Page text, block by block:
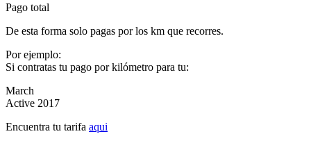
Pago total
De esta forma solo pagas por los km que recorres.
Por ejemplo:
Si contratas tu pago por kilómetro para tu:
March
Active 2017
Encuentra tu tarifa aqui